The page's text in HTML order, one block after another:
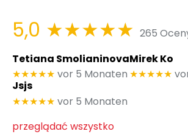
5,0 ★★★★★ 265
Tetiana Smolianinova
★★★★★ vor 5 Monaten
Mirek Ko
★★★★★
Jsjs
★★★★★ vor 5 Monaten
przeglądać wszystko